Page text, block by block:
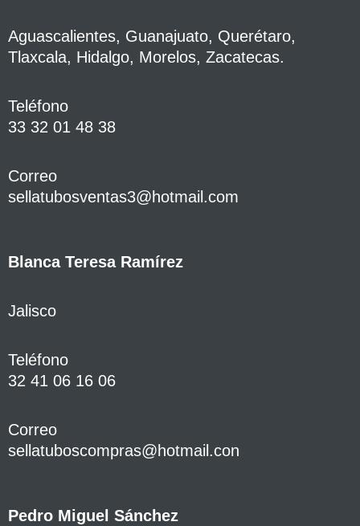
Aguascalientes, Guanajuato, Querétaro,
Tlaxcala, Hidalgo, Morelos, Zacatecas.
Teléfono
33 32 01 48 38
Correo
sellatubosventas3@hotmail.com
Blanca Teresa Ramírez
Jalisco
Teléfono
32 41 06 16 06
Correo
sellatuboscompras@hotmail.con
Pedro Miguel Sánchez